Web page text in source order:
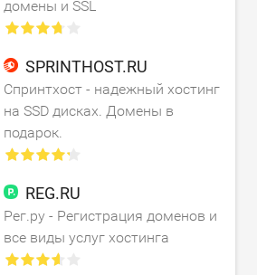
домены и SSL
SPRINTHOST.RU
Спринтхост - надежный хостинг
на SSD дисках. Домены в
подарок.
REG.RU
Рег.ру - Регистрация доменов и
все виды услуг хостинга